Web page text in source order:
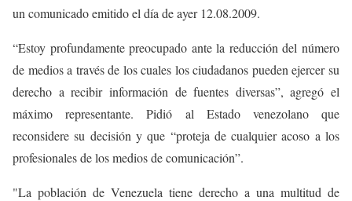
un comunicado emitido el día de ayer 12.08.2009.
“Estoy profundamente preocupado ante la reducción del número
de medios a través de los cuales los ciudadanos pueden ejercer su
derecho a recibir información de fuentes diversas”, agregó el
máximo representante. Pidió al Estado venezolano que
reconsidere su decisión y que “proteja de cualquier acoso a los
profesionales de los medios de comunicación”.
"La población de Venezuela tiene derecho a una multitud de